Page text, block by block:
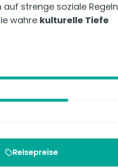
strenge soziale Regeln
wahre kulturelle Tiefe
Reisepreise